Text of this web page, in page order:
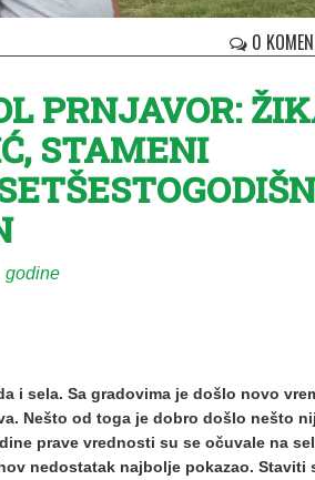
0
PRNJAVOR:
STAMENI
godine
i sela. Sa gradovima je došlo novo
Nešto od toga je dobro došlo nešto
prave vrednosti su se očuvale na
nedostatak najbolje pokazao. Staviti